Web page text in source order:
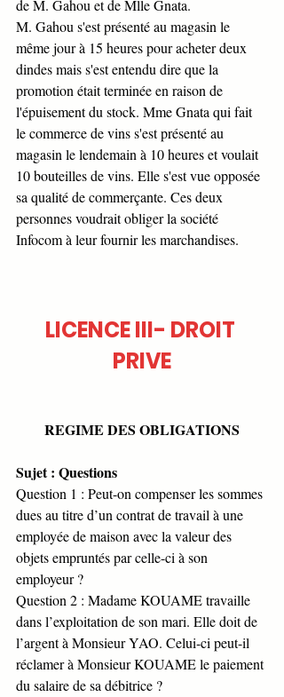
de M. Gahou et de Mlle Gnata.
M. Gahou s'est présenté au magasin le
même jour à 15 heures pour acheter deux
dindes mais s'est entendu dire que la
promotion était terminée en raison de
l'épuisement du stock. Mme Gnata qui fait
le commerce de vins s'est présenté au
magasin le lendemain à 10 heures et voulait
10 bouteilles de vins. Elle s'est vue opposée
sa qualité de commerçante. Ces deux
personnes voudrait obliger la société
Infocom à leur fournir les marchandises.
LICENCE III- DROIT
PRIVE
REGIME DES OBLIGATIONS
Sujet : Questions
Question 1 : Peut-on compenser les sommes
dues au titre d’un contrat de travail à une
employée de maison avec la valeur des
objets empruntés par celle-ci à son
employeur ?
Question 2 : Madame KOUAME travaille
dans l’exploitation de son mari. Elle doit de
l’argent à Monsieur YAO. Celui-ci peut-il
réclamer à Monsieur KOUAME le paiement
du salaire de sa débitrice ?